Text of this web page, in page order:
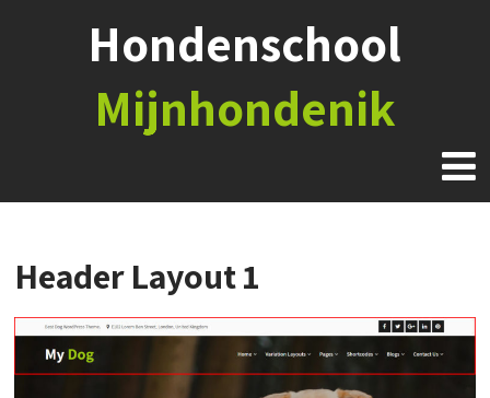
Hondenschool
Mijnhondenik
Header Layout 1